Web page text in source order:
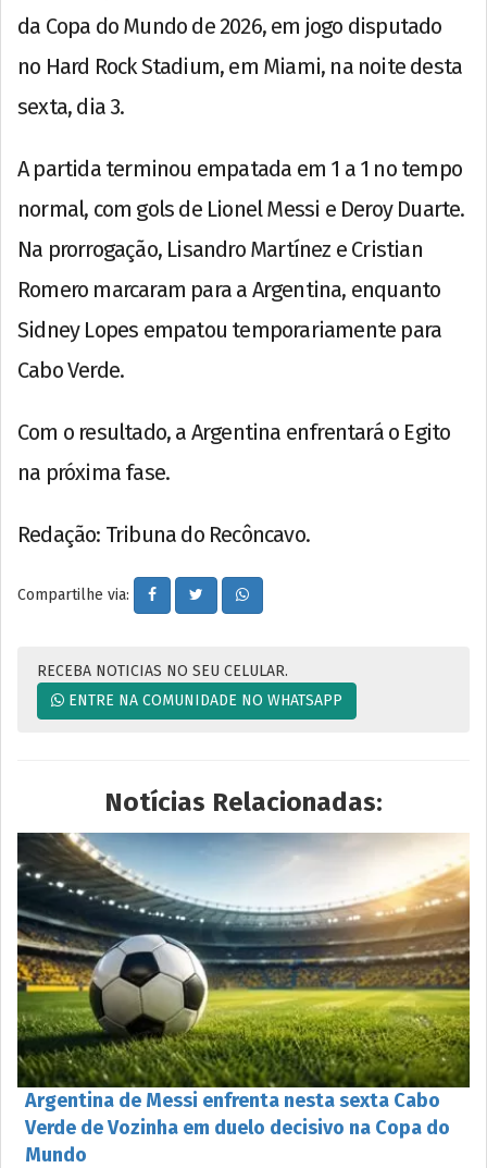
da Copa do Mundo de 2026, em jogo disputado
no Hard Rock Stadium, em Miami, na noite desta
sexta, dia 3.
A partida terminou empatada em 1 a 1 no tempo
normal, com gols de Lionel Messi e Deroy Duarte.
Na prorrogação, Lisandro Martínez e Cristian
Romero marcaram para a Argentina, enquanto
Sidney Lopes empatou temporariamente para
Cabo Verde.
Com o resultado, a Argentina enfrentará o Egito
na próxima fase.
Redação: Tribuna do Recôncavo.
Compartilhe via:
RECEBA NOTICIAS NO SEU CELULAR.
ENTRE NA COMUNIDADE NO WHATSAPP
Notícias Relacionadas:
Argentina de Messi enfrenta nesta sexta Cabo
Verde de Vozinha em duelo decisivo na Copa do
Mundo